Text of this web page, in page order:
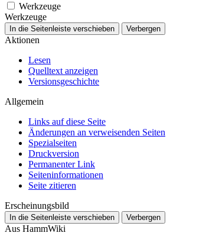
Werkzeuge
Werkzeuge
In die Seitenleiste verschieben Verbergen
Aktionen
Lesen
Quelltext anzeigen
Versionsgeschichte
Allgemein
Links auf diese Seite
Änderungen an verweisenden Seiten
Spezialseiten
Druckversion
Permanenter Link
Seiten­­informationen
Seite zitieren
Erscheinungsbild
In die Seitenleiste verschieben Verbergen
Aus HammWiki